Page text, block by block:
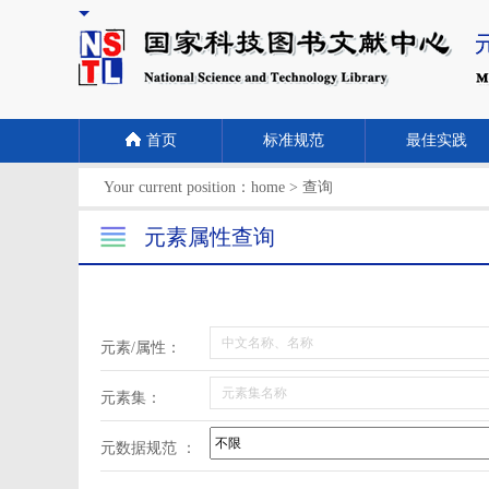
首页 标准规范 最佳实践
Your current position： home > 查询
元素属性查询
元素/属性：
元素集：
元数据规范 ：